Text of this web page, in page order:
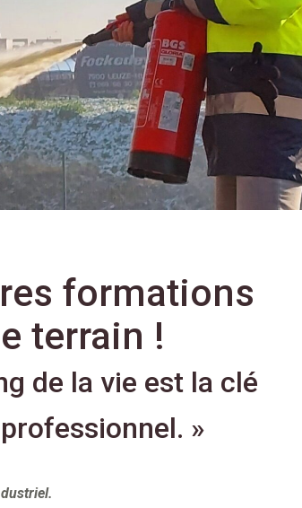
formations
terrain !
de la vie est la clé
»